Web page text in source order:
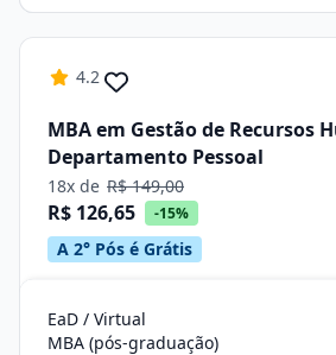
4.2
MBA em Gestão de Recursos
Departamento Pessoal
18x de R$ 149,00
R$ 126,65 -15%
A 2° Pós é Grátis
EaD / Virtual
MBA (pós-graduação)